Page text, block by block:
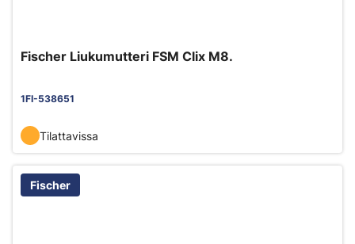
Fischer Liukumutteri FSM Clix M8.
1FI-538651
Tilattavissa
Fischer